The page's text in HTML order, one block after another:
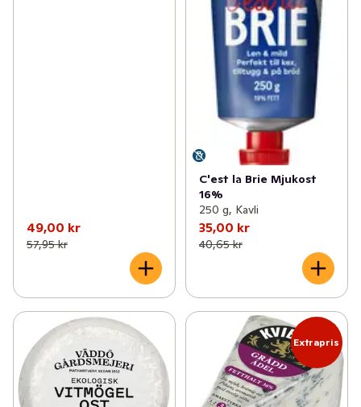
49,00 kr
57,95 kr
C'est la Brie Mjukost
16%
250 g, Kavli
35,00 kr
40,65 kr
Extrapris